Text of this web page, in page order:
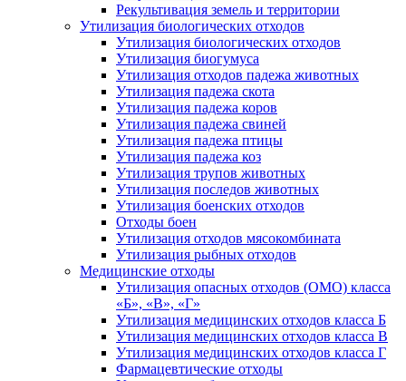
Рекультивация земель и территории
Утилизация биологических отходов
Утилизация биологических отходов
Утилизация биогумуса
Утилизация отходов падежа животных
Утилизация падежа скота
Утилизация падежа коров
Утилизация падежа свиней
Утилизация падежа птицы
Утилизация падежа коз
Утилизация трупов животных
Утилизация последов животных
Утилизация боенских отходов
Отходы боен
Утилизация отходов мясокомбината
Утилизация рыбных отходов
Медицинские отходы
Утилизация опасных отходов (ОМО) класса
«Б», «В», «Г»
Утилизация медицинских отходов класса Б
Утилизация медицинских отходов класса В
Утилизация медицинских отходов класса Г
Фармацевтические отходы